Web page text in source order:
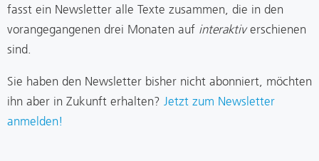
fasst ein Newsletter alle Texte zusammen, die in den
vorangegangenen drei Monaten auf interaktiverschienen
sind.
Sie haben den Newsletter bisher nicht abonniert, möchten
ihn aber in Zukunft erhalten? Jetzt zum Newsletter
anmelden!